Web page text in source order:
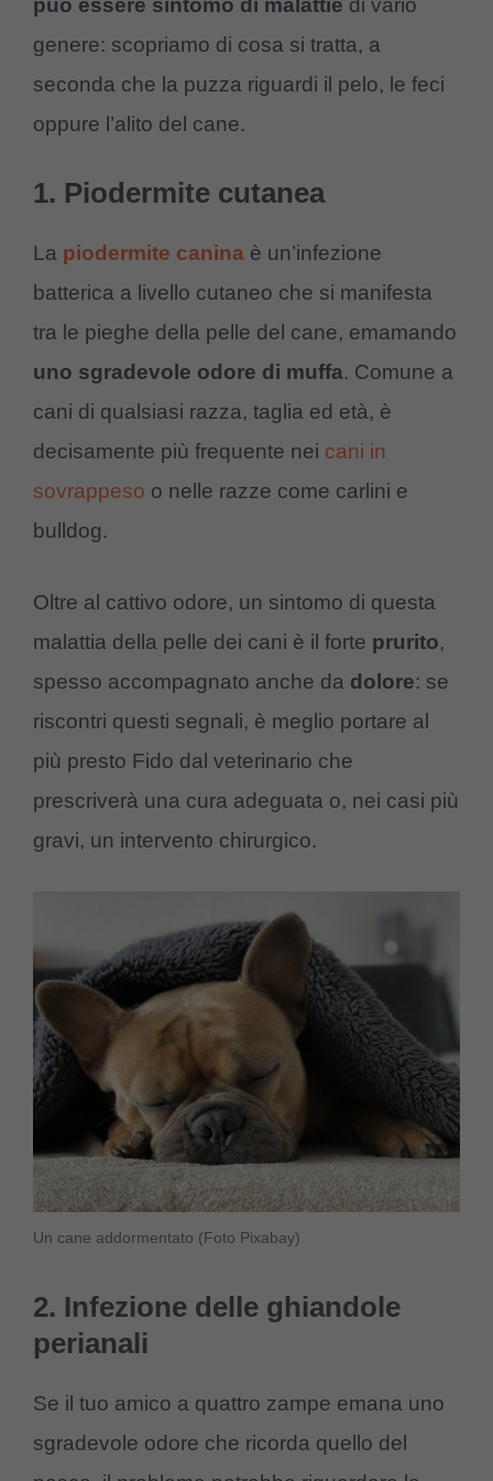
può essere sintomo di malattie di vario
genere: scopriamo di cosa si tratta, a
seconda che la puzza riguardi il pelo, le feci
oppure l’alito del cane.
1. Piodermite cutanea
La piodermite canina è un’infezione
batterica a livello cutaneo che si manifesta
tra le pieghe della pelle del cane, emamando
uno sgradevole odore di muffa. Comune a
cani di qualsiasi razza, taglia ed età, è
decisamente più frequente nei cani in
sovrappeso o nelle razze come carlini e
bulldog.
Oltre al cattivo odore, un sintomo di questa
malattia della pelle dei cani è il forte prurito,
spesso accompagnato anche da dolore: se
riscontri questi segnali, è meglio portare al
più presto Fido dal veterinario che
prescriverà una cura adeguata o, nei casi più
gravi, un intervento chirurgico.
Un cane addormentato (Foto Pixabay)
2. Infezione delle ghiandole
perianali
Se il tuo amico a quattro zampe emana uno
sgradevole odore che ricorda quello del